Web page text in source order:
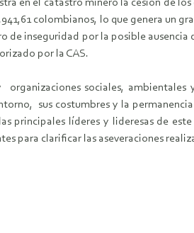
en el catastro minero la cesión de
colombianos, lo que genera un
inseguridad por la posible
por la CAS.
sociales,
sus costumbres y la
principales líderes y lideresas de
para clarificar las aseveraciones